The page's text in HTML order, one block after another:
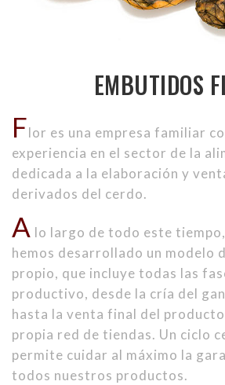
EMBUTIDOS
Flor es una empresa familiar
experiencia en el sector de la
dedicada a la elaboración y
derivados del cerdo.
A lo largo de todo este
hemos desarrollado un modelo
propio, que incluye todas las
productivo, desde la cría del
hasta la venta final del
propia red de tiendas. Un ciclo
permite cuidar al máximo la
todos nuestros productos.